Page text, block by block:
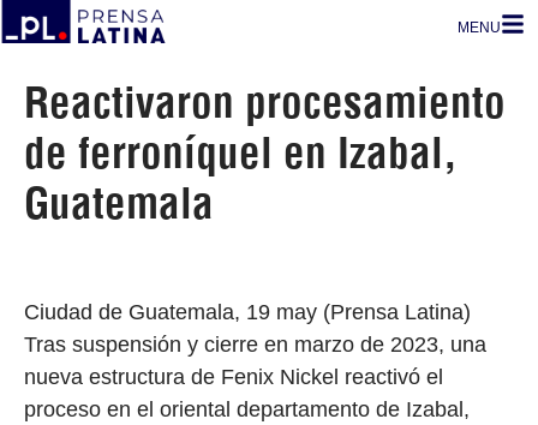
MENU
Reactivaron procesamiento
de ferroníquel en Izabal,
Guatemala
Ciudad de Guatemala, 19 may (Prensa Latina)
Tras suspensión y cierre en marzo de 2023, una
nueva estructura de Fenix Nickel reactivó el
proceso en el oriental departamento de Izabal,